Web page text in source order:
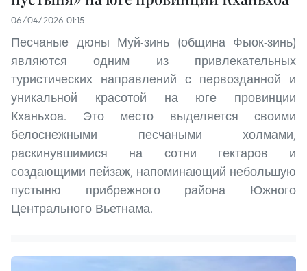
06/04/2026 01:15
Песчаные дюны Муй-зинь (община Фыок-зинь)
являются одним из привлекательных
туристических направлений с первозданной и
уникальной красотой на юге провинции
Кханьхоа. Это место выделяется своими
белоснежными песчаными холмами,
раскинувшимися на сотни гектаров и
создающими пейзаж, напоминающий небольшую
пустыню прибрежного района Южного
Центрального Вьетнама.